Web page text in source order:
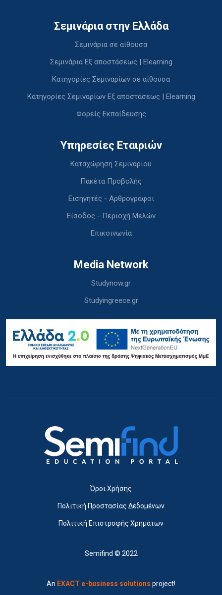
Σεμινάρια στην Ελλάδα
Σεμινάρια σε αίθουσα
Σεμινάρια Εξ αποστάσεως | Elearning
Κατηγορίες Σεμιναρίων σε αίθουσα
Κατηγορίες Σεμιναρίων Εξ αποστάσεως | Elearning
Φορείς Εκπαίδευσης
Υπηρεσίες Εταιριών
Καταχώρηση Σεμιναρίου
Πακέτα Προβολής
Εισηγητές - Αρθρογράφοι
Είσοδος - Περιοχή Μελών
Επικοινωνία
Media Network
Studynow.gr
Studyingreece.gr
Όροι Χρήσης
Πολιτική Προστασίας Δεδομένων
Πολιτική Επιστροφής Χρημάτων
Semifind © 2022
An EXACT e-business solutions project!